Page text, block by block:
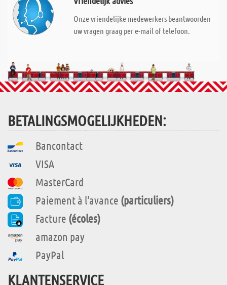
Onze vriendelijke medewerkers beantwoorden
uw vragen graag per e-mail of telefoon.
BETALINGSMOGELIJKHEDEN:
Bancontact
VISA
MasterCard
Paiement à l'avance (particuliers)
Facture (écoles)
amazon pay
PayPal
KLANTENSERVICE